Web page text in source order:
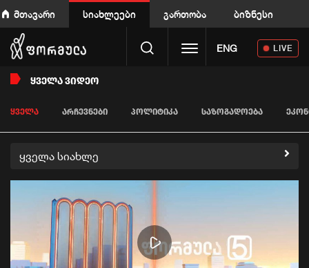
მთავარი სიახლეები გართობა ბიზნესი
Toggle navigation
ENG LIVE
ᲧᲕᲔᲚᲐ ᲕᲘᲓᲔᲝ
ᲧᲕᲔᲚᲐ ᲐᲠᲩᲔᲕᲜᲔᲑᲘ ᲞᲝᲚᲘᲢᲘᲙᲐ ᲡᲐᲖᲝᲒᲐᲓᲝᲔᲑᲐ
ყველა სიახლე